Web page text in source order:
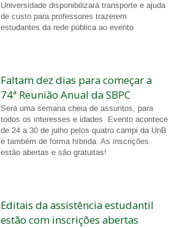
Universidade disponibilizará transporte e ajuda
de custo para professores trazerem
estudantes da rede pública ao evento
Faltam dez dias para começar a
74ª Reunião Anual da SBPC
Será uma semana cheia de assuntos, para
todos os interesses e idades. Evento acontece
de 24 a 30 de julho pelos quatro campi da UnB
e também de forma híbrida. As inscrições
estão abertas e são gratuitas!
Editais da assistência estudantil
estão com inscrições abertas